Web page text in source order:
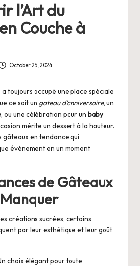
l’Art du
Couche à
October 25, 2024
a toujours occupé une place spéciale
ce soit un gateau d’anniversaire, un
, ou une célébration pour un baby
mérite un dessert à la hauteur.
gâteaux en tendance qui
événement en un moment
de Gâteaux
créations sucrées, certains
par leur esthétique et leur goût
choix élégant pour toute